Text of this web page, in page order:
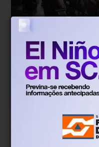
Geral Há 16 horas
Termina a
em São Paulo
Sindicato mantém